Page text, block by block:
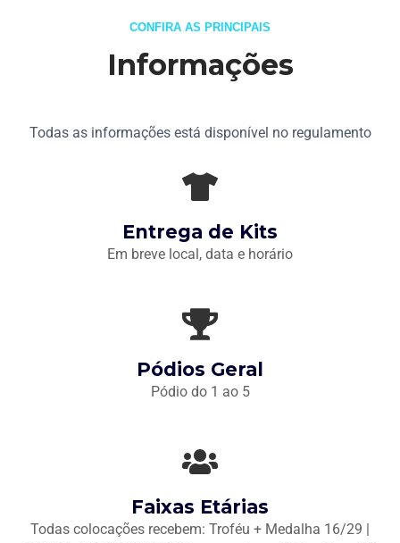
CONFIRA AS PRINCIPAIS
Informações
Todas as informações está disponível no regulamento
Entrega de Kits
Em breve local, data e horário
Pódios Geral
Pódio do 1 ao 5
Faixas Etárias
Todas colocações recebem: Troféu + Medalha 16/29 |